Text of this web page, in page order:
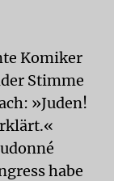
Komiker
Stimme
»Juden!
habe